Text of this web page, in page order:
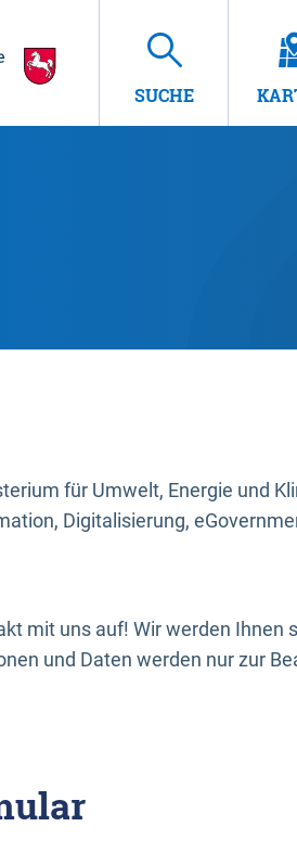
SUCHE
für Umwelt, Energie und
Digitalisierung,
mit uns auf! Wir werden
und Daten werden nur zur